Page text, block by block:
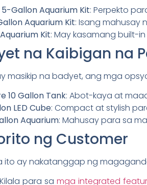
5-Gallon Aquarium Kit: Perpekto
Aquarium Kit: Isang mahusay
Kit: May kasamang built-
na Kaibigan na
masikip na badyet, ang mga
10 Gallon Tank: Abot-kaya at
LED Cube: Compact at stylish
Aquarium: Mahusay para sa
ng Customer
ito ay nakatanggap ng
para samga integrated